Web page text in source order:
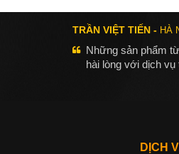
TRẦN VIỆT TIẾN - HÀ
Những sản phẩm
hài lòng với dịch vụ
DỊCH